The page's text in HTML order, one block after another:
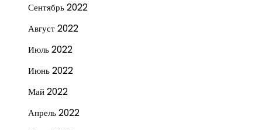
Сентябрь 2022
Август 2022
Июль 2022
Июнь 2022
Май 2022
Апрель 2022